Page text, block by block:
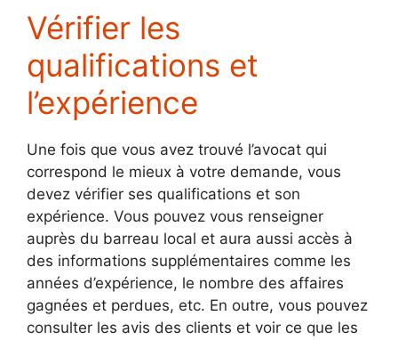
Vérifier les
qualifications et
l’expérience
Une fois que vous avez trouvé l’avocat qui
correspond le mieux à votre demande, vous
devez vérifier ses qualifications et son
expérience. Vous pouvez vous renseigner
auprès du barreau local et aura aussi accès à
des informations supplémentaires comme les
années d’expérience, le nombre des affaires
gagnées et perdues, etc. En outre, vous pouvez
consulter les avis des clients et voir ce que les